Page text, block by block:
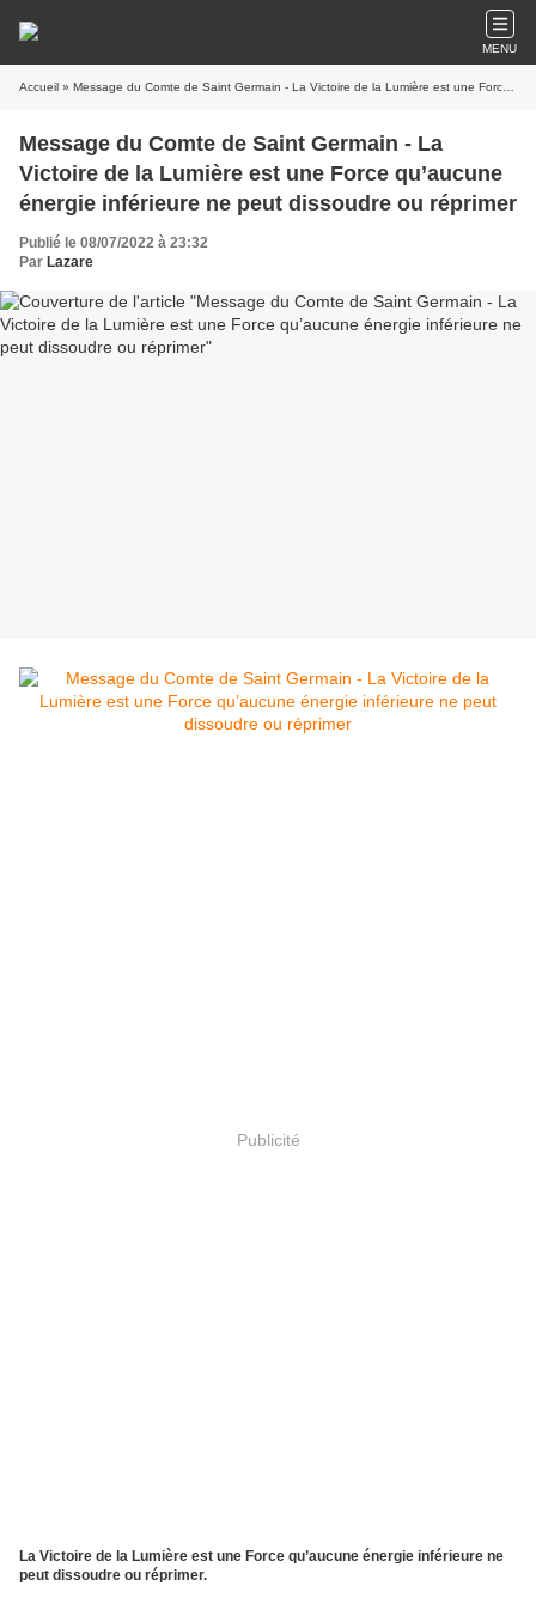
MENU
Accueil » Message du Comte de Saint Germain - La Victoire de la Lumière est une Force qu’aucune énergie inférieure ne peut dissoudre ou réprimer
Message du Comte de Saint Germain - La
Victoire de la Lumière est une Force qu’aucune
énergie inférieure ne peut dissoudre ou réprimer
Publié le 08/07/2022 à 23:32
Par Lazare
Publicité
La Victoire de la Lumière est une Force qu’aucune énergie inférieure ne
peut dissoudre ou réprimer.